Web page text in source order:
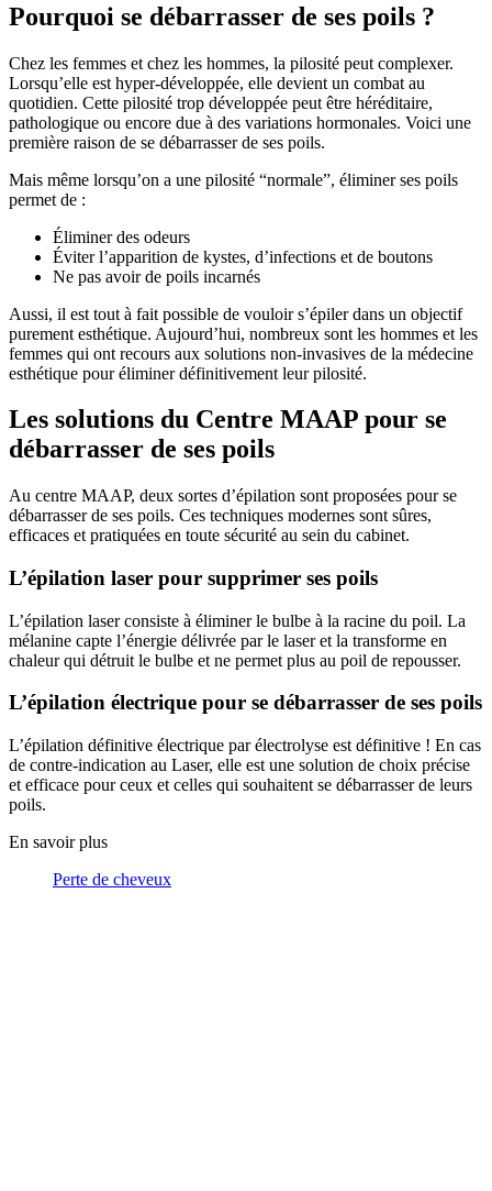
Pourquoi se débarrasser de ses poils ?
Chez les femmes et chez les hommes, la pilosité peut complexer.
Lorsqu’elle est hyper-développée, elle devient un combat au
quotidien. Cette pilosité trop développée peut être héréditaire,
pathologique ou encore due à des variations hormonales. Voici une
première raison de se débarrasser de ses poils.
Mais même lorsqu’on a une pilosité “normale”, éliminer ses poils
permet de :
Éliminer des odeurs
Éviter l’apparition de kystes, d’infections et de boutons
Ne pas avoir de poils incarnés
Aussi, il est tout à fait possible de vouloir s’épiler dans un objectif
purement esthétique. Aujourd’hui, nombreux sont les hommes et les
femmes qui ont recours aux solutions non-invasives de la médecine
esthétique pour éliminer définitivement leur pilosité.
Les solutions du Centre MAAP pour se
débarrasser de ses poils
Au centre MAAP, deux sortes d’épilation sont proposées pour se
débarrasser de ses poils. Ces techniques modernes sont sûres,
efficaces et pratiquées en toute sécurité au sein du cabinet.
L’épilation laser pour supprimer ses poils
L’épilation laser consiste à éliminer le bulbe à la racine du poil. La
mélanine capte l’énergie délivrée par le laser et la transforme en
chaleur qui détruit le bulbe et ne permet plus au poil de repousser.
L’épilation électrique pour se débarrasser de ses poils
L’épilation définitive électrique par électrolyse est définitive ! En cas
de contre-indication au Laser, elle est une solution de choix précise
et efficace pour ceux et celles qui souhaitent se débarrasser de leurs
poils.
En savoir plus
Perte de cheveux